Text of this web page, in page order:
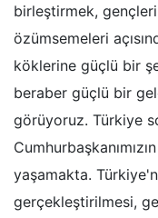
birleştirmek,
özümsemeleri
köklerine güçlü bir
beraber güçlü bir
görüyoruz. Türkiye
yaşamakta.
gerçekleştirilmesi,